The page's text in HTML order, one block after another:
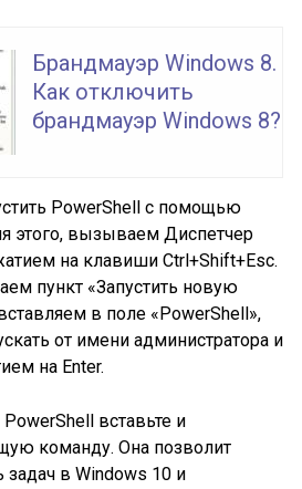
Брандмауэр Windows 8.
Как отключить
брандмауэр Windows 8?
PowerShell с помощью
этого, вызываем Диспетчер
на клавиши Ctrl+Shift+Esc.
пункт «Запустить новую
в поле «PowerShell»,
от имени администратора и
на Enter.
вставьте и
команду. Она позволит
задач в Windows 10 и